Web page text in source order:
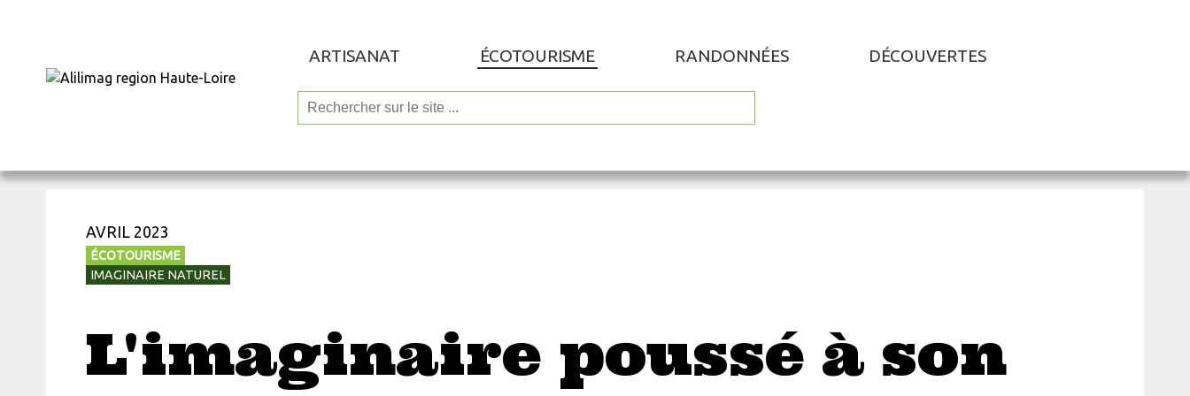
ARTISANAT ÉCOTOURISME RANDONNÉES DÉCOUVERTES
AVRIL 2023
ÉCOTOURISME
IMAGINAIRE NATUREL
L'imaginaire poussé à son